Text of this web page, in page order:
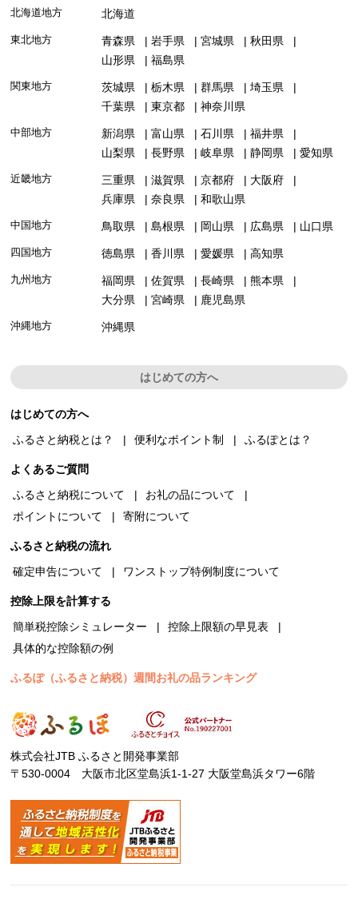
北海道地方 北海道
東北地方 青森県 岩手県 宮城県
秋田県
山形県
福島県
関東地方 茨城県 栃木県 群馬県
埼玉県
千葉県
東京都 神奈川県
中部地方 新潟県 富山県 石川県
福井県
山梨県
長野県 岐阜県 静岡県 愛知県
近畿地方 三重県 滋賀県 京都府
大阪府
兵庫県
奈良県 和歌山県
中国地方 鳥取県 島根県 岡山県 広島県 山口県
四国地方 徳島県 香川県 愛媛県 高知県
九州地方 福岡県 佐賀県 長崎県
熊本県
大分県
宮崎県 鹿児島県
沖縄地方 沖縄県
はじめての方へ
はじめての方へ
ふるさと納税とは？
便利なポイント制 ふるぽとは？
よくあるご質問
ふるさと納税について
お礼の品について
ポイントについて
寄附について
ふるさと納税の流れ
確定申告について
ワンストップ特例制度について
控除上限を計算する
簡単税控除シミュレーター
控除上限額の早見表
具体的な控除額の例
ふるぽ（ふるさと納税）週間お礼の品ランキング
株式会社JTB ふるさと開発事業部
〒530-0004 大阪市北区堂島浜1-1-27 大阪堂島浜タワー6階